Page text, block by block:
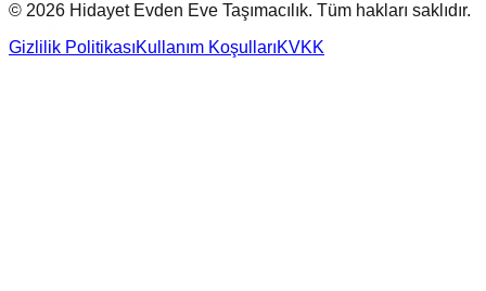
© 2026 Hidayet Evden Eve Taşımacılık. Tüm hakları saklıdır.
Gizlilik PolitikasıKullanım KoşullarıKVKK